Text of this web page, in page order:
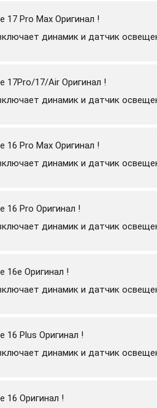
17 Pro Max Оригинал !
динамик и датчик
17Pro/17/Air Оригинал !
динамик и датчик
16 Pro Max Оригинал !
динамик и датчик
16 Pro Оригинал !
динамик и датчик
16e Оригинал !
динамик и датчик
16 Plus Оригинал !
динамик и датчик
16 Оригинал !